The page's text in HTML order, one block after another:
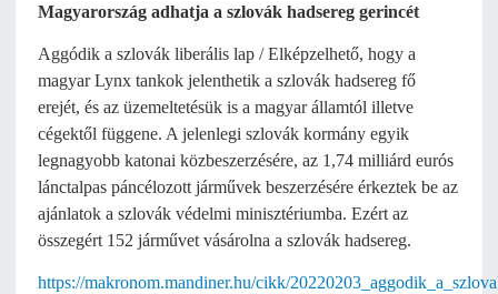
Magyarország adhatja a szlovák hadsereg gerincét
Aggódik a szlovák liberális lap / Elképzelhető, hogy a
magyar Lynx tankok jelenthetik a szlovák hadsereg fő
erejét, és az üzemeltetésük is a magyar államtól illetve
cégektől függene. A jelenlegi szlovák kormány egyik
legnagyobb katonai közbeszerzésére, az 1,74 milliárd eurós
lánctalpas páncélozott járművek beszerzésére érkeztek be az
ajánlatok a szlovák védelmi minisztériumba. Ezért az
összegért 152 járművet vásárolna a szlovák hadsereg.
https://makronom.mandiner.hu/cikk/